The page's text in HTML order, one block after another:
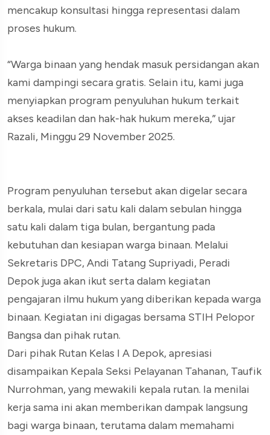
mencakup konsultasi hingga representasi dalam
proses hukum.
“Warga binaan yang hendak masuk persidangan akan
kami dampingi secara gratis. Selain itu, kami juga
menyiapkan program penyuluhan hukum terkait
akses keadilan dan hak-hak hukum mereka,” ujar
Razali, Minggu 29 November 2025.
Program penyuluhan tersebut akan digelar secara
berkala, mulai dari satu kali dalam sebulan hingga
satu kali dalam tiga bulan, bergantung pada
kebutuhan dan kesiapan warga binaan. Melalui
Sekretaris DPC, Andi Tatang Supriyadi, Peradi
Depok juga akan ikut serta dalam kegiatan
pengajaran ilmu hukum yang diberikan kepada warga
binaan. Kegiatan ini digagas bersama STIH Pelopor
Bangsa dan pihak rutan.
Dari pihak Rutan Kelas I A Depok, apresiasi
disampaikan Kepala Seksi Pelayanan Tahanan, Taufik
Nurrohman, yang mewakili kepala rutan. Ia menilai
kerja sama ini akan memberikan dampak langsung
bagi warga binaan, terutama dalam memahami